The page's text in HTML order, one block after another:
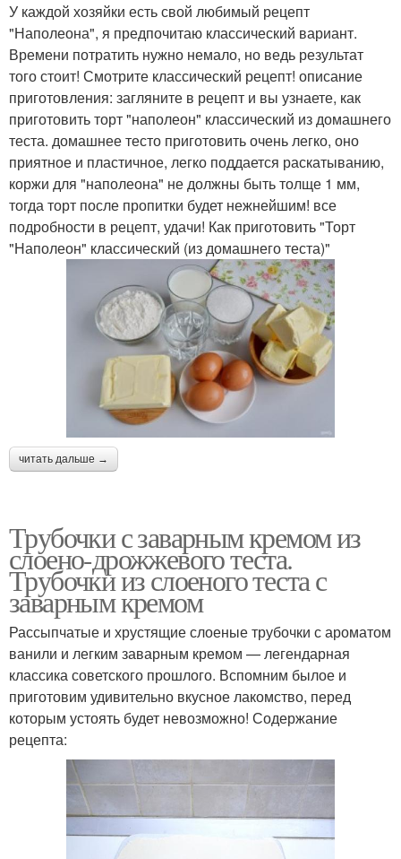
У каждой хозяйки есть свой любимый рецепт
"Наполеона", я предпочитаю классический вариант.
Времени потратить нужно немало, но ведь результат
того стоит! Смотрите классический рецепт! описание
приготовления: загляните в рецепт и вы узнаете, как
приготовить торт "наполеон" классический из домашнего
теста. домашнее тесто приготовить очень легко, оно
приятное и пластичное, легко поддается раскатыванию,
коржи для "наполеона" не должны быть толще 1 мм,
тогда торт после пропитки будет нежнейшим! все
подробности в рецепт, удачи! Как приготовить "Торт
"Наполеон" классический (из домашнего теста)"
читать дальше →
Трубочки с заварным кремом из
слоено-дрожжевого теста.
Трубочки из слоеного теста с
заварным кремом
Рассыпчатые и хрустящие слоеные трубочки с ароматом
ванили и легким заварным кремом — легендарная
классика советского прошлого. Вспомним былое и
приготовим удивительно вкусное лакомство, перед
которым устоять будет невозможно! Содержание
рецепта: